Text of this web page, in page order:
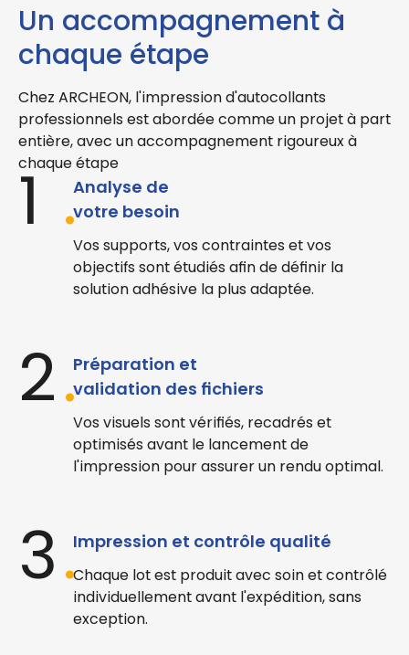
Un accompagnement à
chaque étape
Chez ARCHEON, l'impression d'autocollants
professionnels est abordée comme un projet à part
entière, avec un accompagnement rigoureux à
chaque étape
1 .Analyse de
votre besoin
Vos supports, vos contraintes et vos
objectifs sont étudiés afin de définir la
solution adhésive la plus adaptée.
2.Préparation et
validation des fichiers
Vos visuels sont vérifiés, recadrés et
optimisés avant le lancement de
l'impression pour assurer un rendu optimal.
3.Impression et contrôle qualité
Chaque lot est produit avec soin et contrôlé
individuellement avant l'expédition, sans
exception.